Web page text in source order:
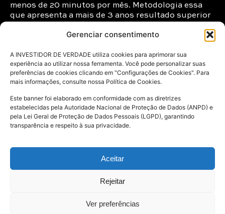
Gerenciar consentimento
A INVESTIDOR DE VERDADE utiliza cookies para aprimorar sua
experiência ao utilizar nossa ferramenta. Você pode personalizar suas
preferências de cookies clicando em "Configurações de Cookies". Para
mais informações, consulte nossa Política de Cookies.
Este banner foi elaborado em conformidade com as diretrizes
estabelecidas pela Autoridade Nacional de Proteção de Dados (ANPD) e
pela Lei Geral de Proteção de Dados Pessoais (LGPD), garantindo
transparência e respeito à sua privacidade.
Aceitar
Rejeitar
Ver preferências
menos de 20 minutos por mês. Metodologia essa
que apresenta a mais de 3 anos resultado superior
autonomia, sem vínculo com nenhum banco ou
corretora, me permitindo te falar a verdade que as
grandes instituições financeiras não te dizem, sem
gráficos complexos, estratégias mirabolantes ou
preciosismos, e sim com muita clareza e prática –
que é o que realmente gera resultado.
Afinal, nos investimentos, se está complicado está
Curso do Zero À Renda Passiva | Todos os direitos reservados